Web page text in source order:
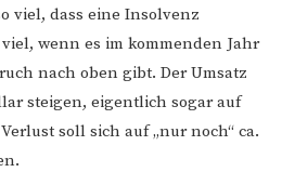
viel, dass eine Insolvenz
wenn es im kommenden Jahr
nach oben gibt. Der Umsatz
steigen, eigentlich sogar auf
soll sich auf „nur noch“ ca.